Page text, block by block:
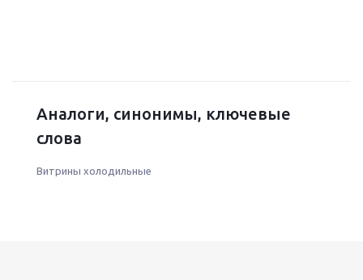
Аналоги, синонимы, ключевые
слова
Витрины холодильные